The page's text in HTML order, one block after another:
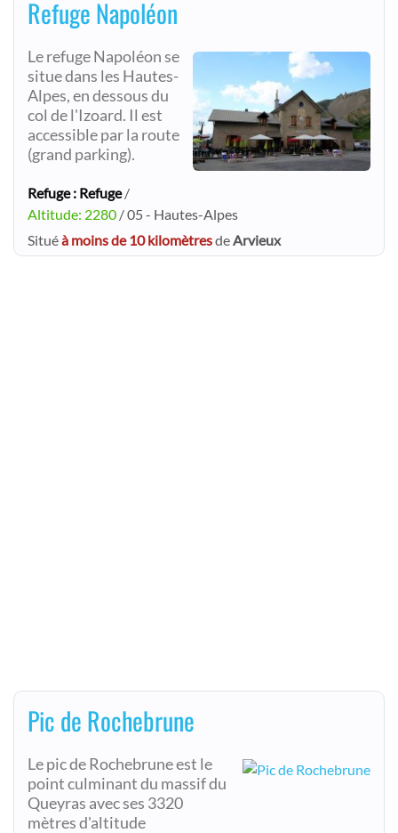
Refuge Napoléon
Le refuge Napoléon se
situe dans les Hautes-
Alpes, en dessous du
col de l'Izoard. Il est
accessible par la route
(grand parking).
Refuge : Refuge/
Altitude: 2280 / 05 - Hautes-Alpes
Situéà moins de 10 kilomètresdeArvieux
Pic de Rochebrune
Le pic de Rochebrune est le
point culminant du massif du
Queyras avec ses 3320
mètres d'altitude